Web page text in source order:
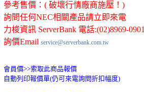
參考售價：( 破壞行情廠商施壓！)
詢問任何NEC相關產品請立即來電
力梭資訊 ServerBank 電話:(02)8969-0901
詢價Email service@serverbank.com.tw
會員價>>索取此商品報價
自動列印報價單(仍可來電詢問折扣幅度)